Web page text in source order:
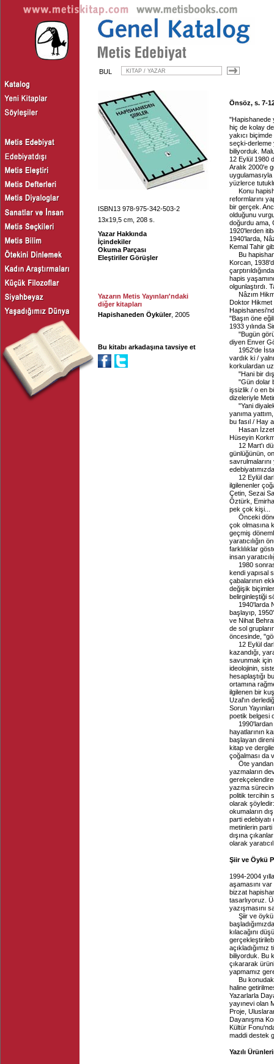
BUL
ISBN13 978-975-342-503-2
13x19,5 cm, 208 s.
Yazar Hakkında
İçindekiler
Okuma Parçası
Eleştiriler Görüşler
Yazarın Metis Yayınları'ndaki
diğer kitapları
Hapishaneden Öyküler, 2005
Bu kitabı arkadaşına tavsiye et
Önsöz, s. 7-
"Hapishanede
hiç de kolay
yakıcı
seçki-derleme
biliyorduk.
12 Eylül 1980
Aralık 2000'e
yüzlerce
Konu
reformlarını
bir gerçek.
olduğunu
doğurdu ama,
1920'lerden
1940'larda,
Kemal Tahir
Bu
Korcan,
hapis
olgunlaştırdı.
Nâzım
Doktor Hikmet
"Başın öne
1933 yılında
"Bugün
diyen Enver
1952'de
vardık ki /
korkulardan
"Hani bir
"Gün dolar
işsizlik / o en
dizeleriyle
"Yani
yanıma
bu fasıl / Hay
Hasan
Hüseyin
12 Mart'ı
günlüğünün,
12 Eylül
ilgilenenler
Çetin, Sezai
Öztürk,
pek çok kişi...
Önceki
çok olmasına
geçmiş
yaratıcılığın
farklılıklar
insan
1980
kendi yapısal
çabalarının
değişik
belirginleştiği
1940'larda
başlayıp,
ve Nihat
de sol
öncesinde,
12 Eylül
kazandığı,
savunmak için
ideolojinin,
hesaplaştığı
ortamına
ilgilenen bir
Uzal'ın
Sorun
poetik belgesi
hayatlarının
başlayan
kitap ve
çoğalması da
Öte yandan
yazmaların
yazma
politik tercihin
olarak
okumaların
parti edebiyatı
metinlerin parti
dışına
olarak
Şiir ve Öykü
1994-2004
aşamasını
bizzat
tasarlıyoruz.
yazışmasını
Şiir ve öykü
kılacağını
biliyorduk. Bu
çıkararak
yapmamız
Bu
haline
Yazarlarla
yayınevi olan
Proje,
Dayanışma
Kültür
maddi destek
Yazılı